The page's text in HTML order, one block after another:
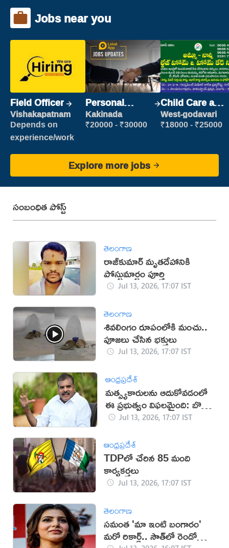
Jobs near you
Field Officer
Vishakapatnam
Depends on
experience/work
Personal
Assistant
Kakinada
₹20000 - ₹30000
Child Care and
Patient care
West-godavari
₹18000 - ₹25000
Explore more jobs
సంబంధిత పోస్ట్
తెలంగాణ
రాజ్‌కుమార్‌ మృతదేహానికి
పోస్టుమార్టం పూర్తి
Jul 13, 2026, 17:07 IST
తెలంగాణ
శివలింగం రూపంలోకి మంచు..
పూజలు చేసిన భక్తులు
Jul 13, 2026, 17:07 IST
ఆంధ్రప్రదేశ్
మత్స్యకారులను ఆదుకోవడంలో
ఈ ప్రభుత్వం విఫలమైంది: బొత్స
సత్యనారాయణ
Jul 13, 2026, 17:07 IST
ఆంధ్రప్రదేశ్
TDPలో చేరిన 85 మంది
కార్యకర్తలు
Jul 13, 2026, 17:07 IST
తెలంగాణ
సమంత 'మా ఇంటి బంగారం'
మరో రికార్డ్.. సౌత్‌లో రెండో